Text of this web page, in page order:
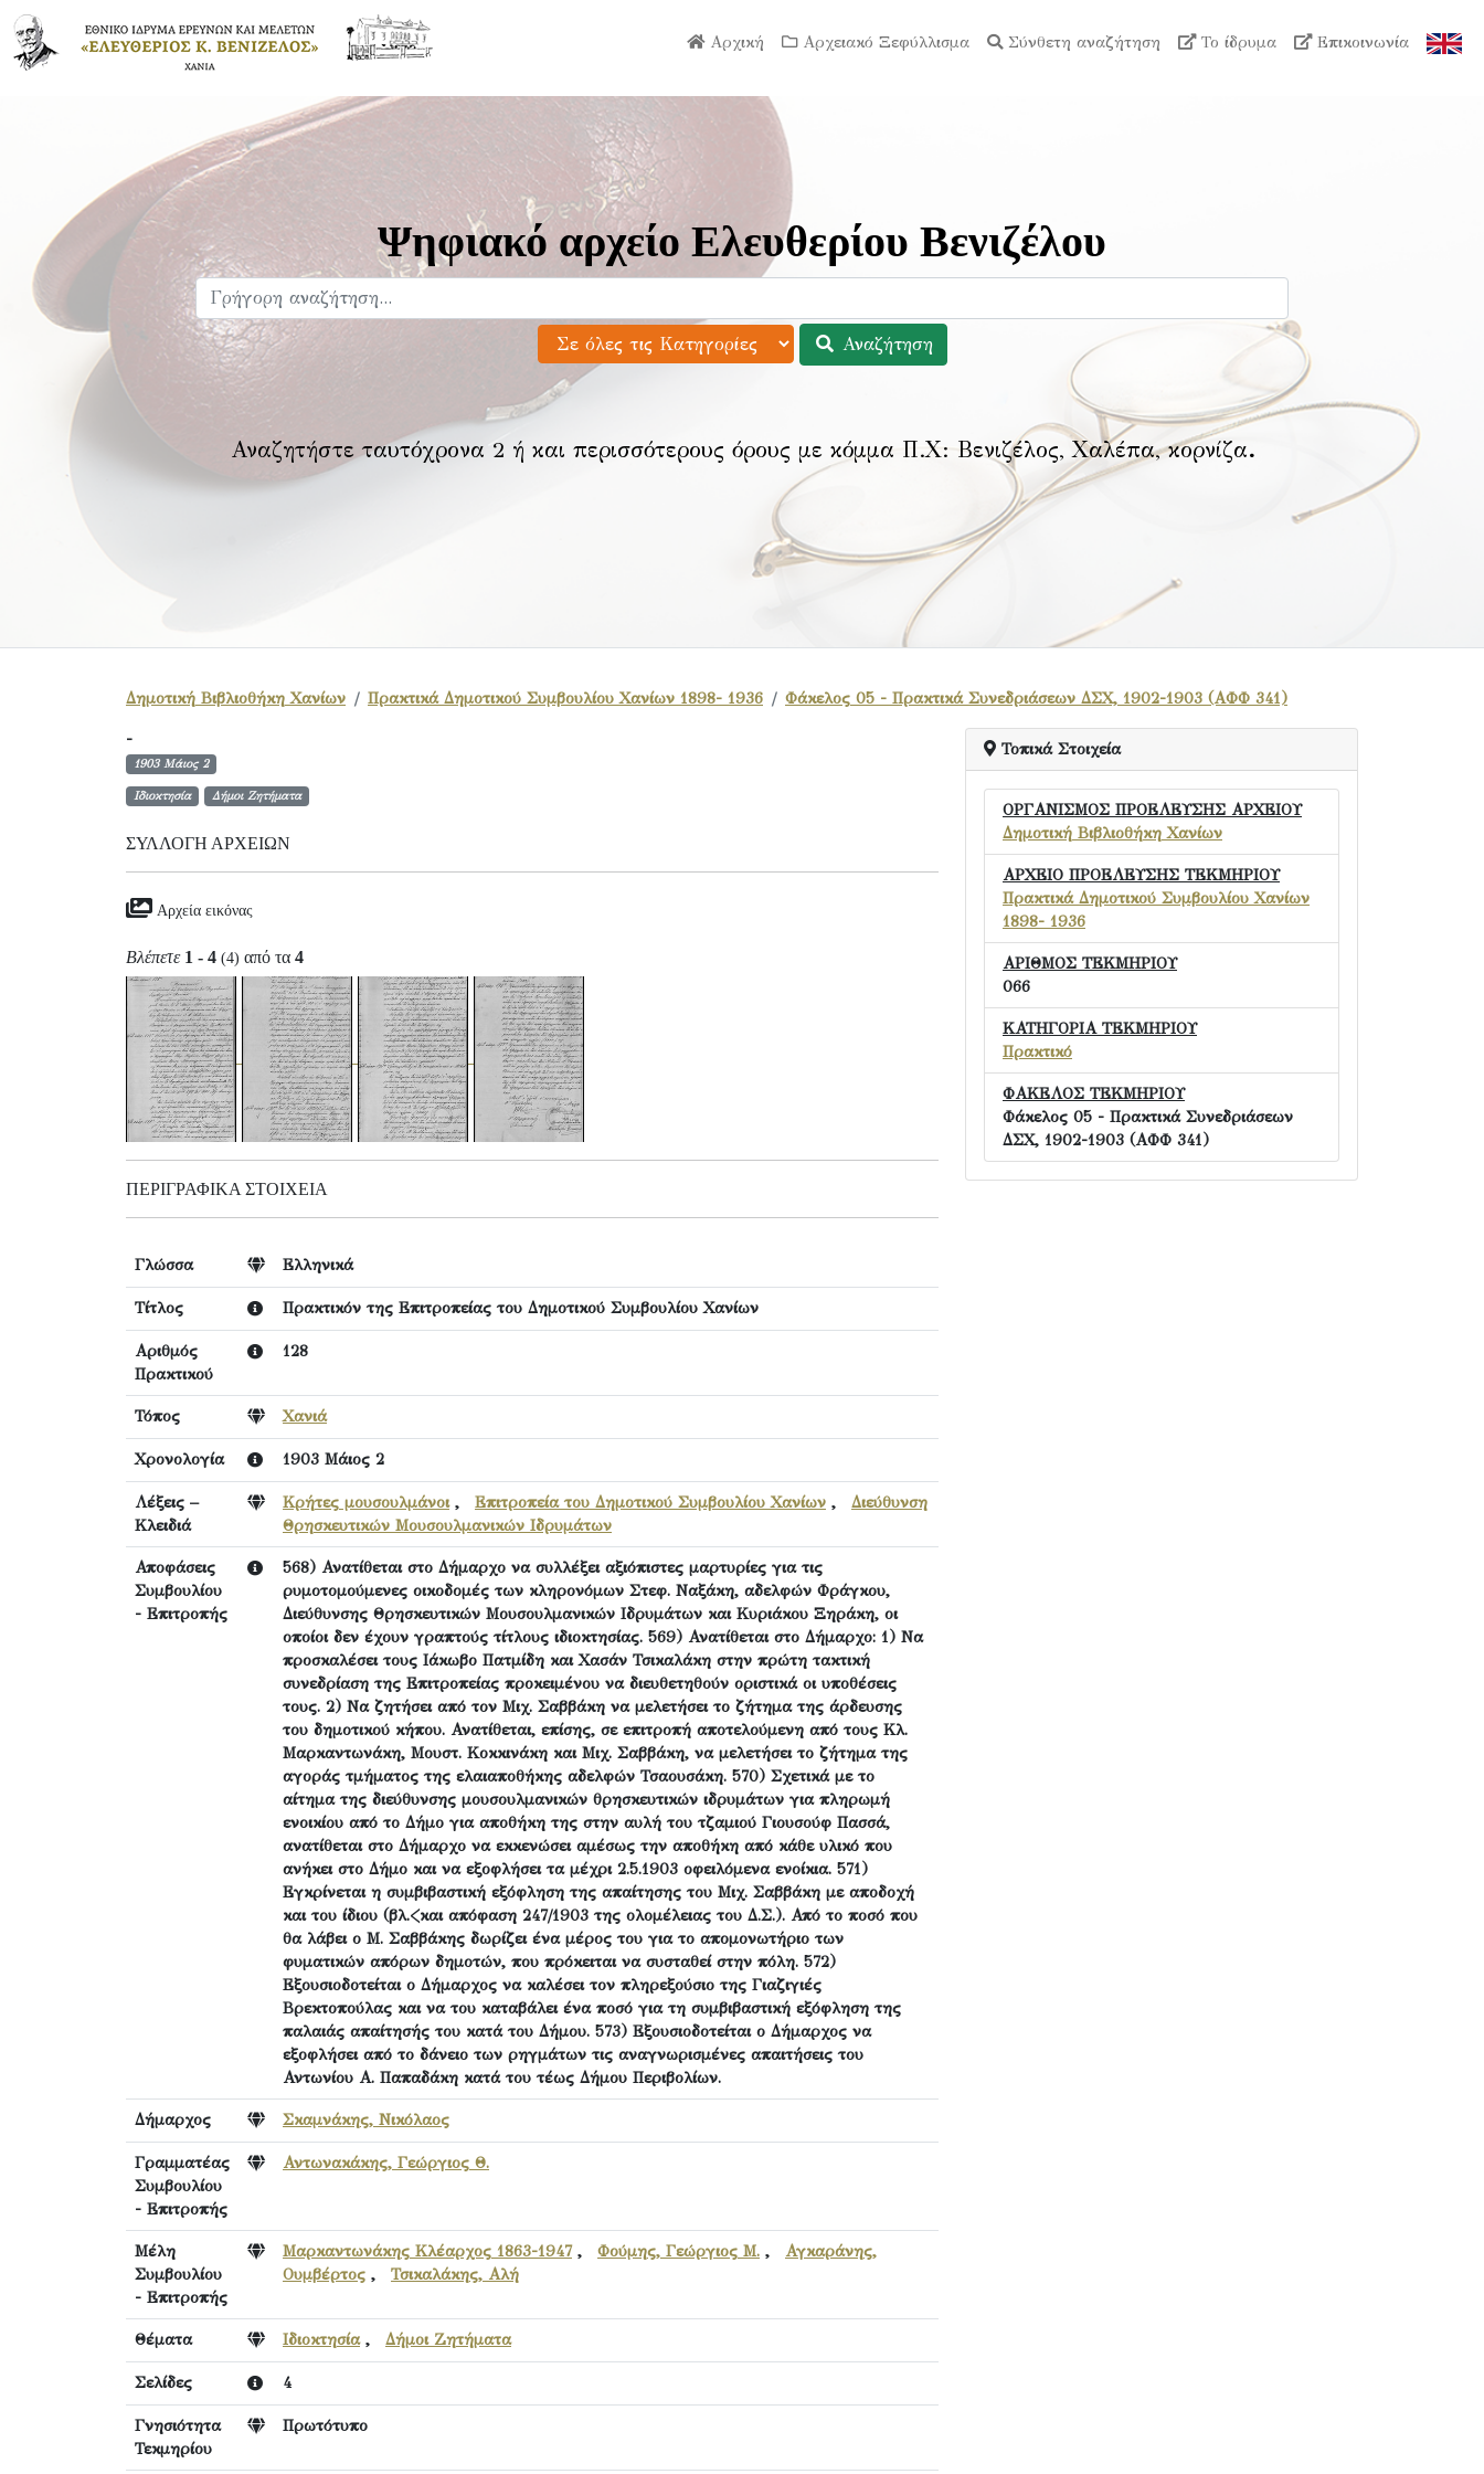
Αρχική Αρχειακό Ξεφύλλισμα Σύνθετη αναζήτηση Το ίδρυμα Επικοινωνία
Ψηφιακό αρχείο Ελευθερίου Βενιζέλου
Αναζήτηση
Αναζητήστε ταυτόχρονα 2 ή και περισσότερους όρους με κόμμα Π.Χ: Βενιζέλος, Χαλέπα, κορνίζα.
Δημοτική Βιβλιοθήκη Χανίων Πρακτικά Δημοτικού Συμβουλίου Χανίων 1898- 1936 Φάκελος 05 - Πρακτικά Συνεδριάσεων ΔΣΧ, 1902-1903 (ΑΦΦ 341)
-
1903 Μάιος 2
Ιδιοκτησία Δήμοι Ζητήματα
ΣΥΛΛΟΓΉ ΑΡΧΕΊΩΝ
Αρχεία εικόνας
Βλέπετε 1 - 4 (4) από τα 4
ΠΕΡΙΓΡΑΦΙΚΆ ΣΤΟΙΧΕΊΑ
Γλώσσα Ελληνικά
Τίτλος Πρακτικόν της Επιτροπείας του Δημοτικού Συμβουλίου Χανίων
Αριθμός
Πρακτικού
128
Τόπος Χανιά
Χρονολογία 1903 Μάιος 2
Λέξεις –
Κλειδιά
Κρήτες μουσουλμάνοι, Επιτροπεία του Δημοτικού Συμβουλίου Χανίων , Διεύθυνση
Θρησκευτικών Μουσουλμανικών Ιδρυμάτων
Αποφάσεις
Συμβουλίου
- Επιτροπής
568) Ανατίθεται στο Δήμαρχο να συλλέξει αξιόπιστες μαρτυρίες για τις
ρυμοτομούμενες οικοδομές των κληρονόμων Στεφ. Ναξάκη, αδελφών Φράγκου,
Διεύθυνσης Θρησκευτικών Μουσουλμανικών Ιδρυμάτων και Κυριάκου Ξηράκη, οι
οποίοι δεν έχουν γραπτούς τίτλους ιδιοκτησίας. 569) Ανατίθεται στο Δήμαρχο: 1) Να
προσκαλέσει τους Ιάκωβο Πατμίδη και Χασάν Τσικαλάκη στην πρώτη τακτική
συνεδρίαση της Επιτροπείας προκειμένου να διευθετηθούν οριστικά οι υποθέσεις
τους. 2) Να ζητήσει από τον Μιχ. Σαββάκη να μελετήσει το ζήτημα της άρδευσης
του δημοτικού κήπου. Ανατίθεται, επίσης, σε επιτροπή αποτελούμενη από τους Κλ.
Μαρκαντωνάκη, Μουστ. Κοκκινάκη και Μιχ. Σαββάκη, να μελετήσει το ζήτημα της
αγοράς τμήματος της ελαιαποθήκης αδελφών Τσαουσάκη. 570) Σχετικά με το
αίτημα της διεύθυνσης μουσουλμανικών θρησκευτικών ιδρυμάτων για πληρωμή
ενοικίου από το Δήμο για αποθήκη της στην αυλή του τζαμιού Γιουσούφ Πασσά,
ανατίθεται στο Δήμαρχο να εκκενώσει αμέσως την αποθήκη από κάθε υλικό που
ανήκει στο Δήμο και να εξοφλήσει τα μέχρι 2.5.1903 οφειλόμενα ενοίκια. 571)
Εγκρίνεται η συμβιβαστική εξόφληση της απαίτησης του Μιχ. Σαββάκη με αποδοχή
και του ίδιου (βλ.<και απόφαση 247/1903 της ολομέλειας του Δ.Σ.). Από το ποσό που
θα λάβει ο Μ. Σαββάκης δωρίζει ένα μέρος του για το απομονωτήριο των
φυματικών απόρων δημοτών, που πρόκειται να συσταθεί στην πόλη. 572)
Εξουσιοδοτείται ο Δήμαρχος να καλέσει τον πληρεξούσιο της Γιαζιγιές
Βρεκτοπούλας και να του καταβάλει ένα ποσό για τη συμβιβαστική εξόφληση της
παλαιάς απαίτησής του κατά του Δήμου. 573) Εξουσιοδοτείται ο Δήμαρχος να
εξοφλήσει από το δάνειο των ρηγμάτων τις αναγνωρισμένες απαιτήσεις του
Αντωνίου Α. Παπαδάκη κατά του τέως Δήμου Περιβολίων.
Δήμαρχος Σκαμνάκης, Νικόλαος
Γραμματέας
Συμβουλίου
- Επιτροπής
Αντωνακάκης, Γεώργιος Θ.
Μέλη
Συμβουλίου
- Επιτροπής
Μαρκαντωνάκης Κλέαρχος 1863-1947, Φούμης, Γεώργιος Μ. , Αγκαράνης,
Ουμβέρτος , Τσικαλάκης, Αλή
Θέματα Ιδιοκτησία, Δήμοι Ζητήματα
Σελίδες 4
Γνησιότητα
Τεκμηρίου
Πρωτότυπο
Τοπικά Στοιχεία
ΟΡΓΑΝΙΣΜΟΣ ΠΡΟΕΛΕΥΣΗΣ ΑΡΧΕΙΟΥ
Δημοτική Βιβλιοθήκη Χανίων
ΑΡΧΕΙΟ ΠΡΟΕΛΕΥΣΗΣ ΤΕΚΜΗΡΙΟΥ
Πρακτικά Δημοτικού Συμβουλίου Χανίων
1898- 1936
ΑΡΙΘΜΟΣ ΤΕΚΜΗΡΙΟΥ
066
ΚΑΤΗΓΟΡΙΑ ΤΕΚΜΗΡΙΟΥ
Πρακτικό
ΦΑΚΕΛΟΣ ΤΕΚΜΗΡΙΟΥ
Φάκελος 05 - Πρακτικά Συνεδριάσεων
ΔΣΧ, 1902-1903 (ΑΦΦ 341)